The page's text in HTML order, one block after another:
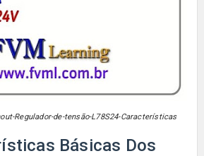
Regulador-de-tensão-L78S24-Características
Básicas Dos